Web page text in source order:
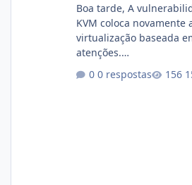
Boa tarde, A
KVM coloca novamente
virtualização baseada
atenções.
https://
xjx23zz5f Criamos uma breve explicação:
0 respostas